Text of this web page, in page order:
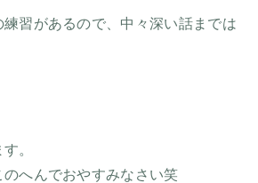
習があるので、中々深い話までは
。
へんでおやすみなさい笑